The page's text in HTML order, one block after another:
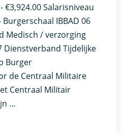
€3,924.00 Salarisniveau
IBBAD 06
Medisch / verzorging
Dienstverband Tijdelijke
Burger​
de Centraal Militaire
Centraal Militair
…